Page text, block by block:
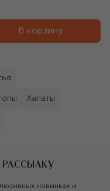
В корзину
Халаты
новинках и